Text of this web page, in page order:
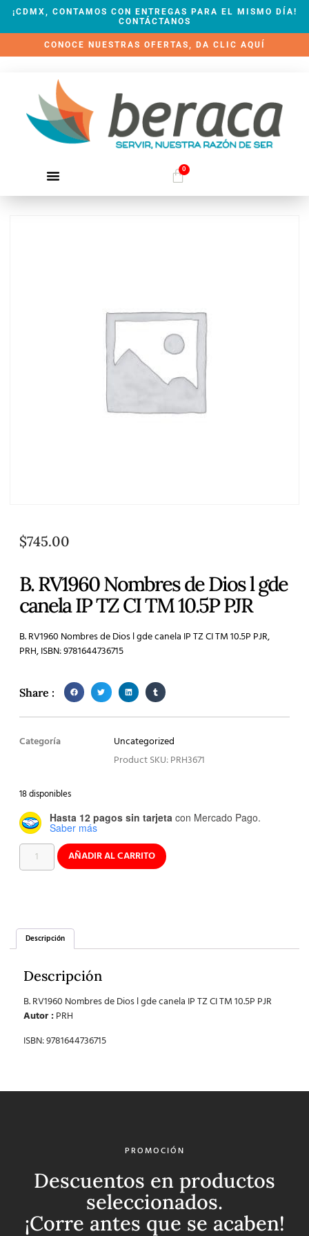
¡CDMX, CONTAMOS CON ENTREGAS PARA EL MISMO DÍA!
CONTÁCTANOS
CONOCE NUESTRAS OFERTAS, DA CLIC AQUÍ
0
$745.00
B. RV1960 Nombres de Dios l gde
canela IP TZ CI TM 10.5P PJR
B. RV1960 Nombres de Dios l gde canela IP TZ CI TM 10.5P PJR,
PRH, ISBN: 9781644736715
Share :
Categoría
Uncategorized
Product SKU: PRH3671
18 disponibles
Hasta 12 pagos sin tarjeta con Mercado Pago.
Saber más
AÑADIR AL CARRITO
Descripción
Descripción
B. RV1960 Nombres de Dios l gde canela IP TZ CI TM 10.5P PJR
Autor :PRH
ISBN: 9781644736715
PROMOCIÓN
Descuentos en productos
seleccionados.
¡Corre antes que se acaben!